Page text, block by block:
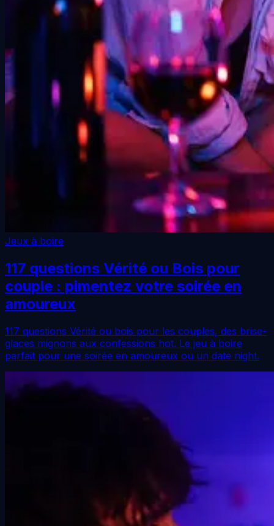
Jeux à boire
117 questions Vérité ou Bois pour
couple : pimentez votre soirée en
amoureux
117 questions Vérité ou bois pour les couples, des brise-
glaces mignons aux confessions hot. Le jeu à boire
parfait pour une soirée en amoureux ou un date night.